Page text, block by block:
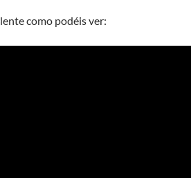
como podéis ver: